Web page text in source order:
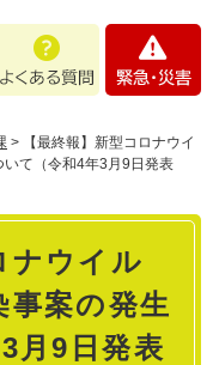
あ
・
>
【最終報】新型コロナウイ
て（令和4年3月9日発表
ナウイル
事案の発生
月9日発表